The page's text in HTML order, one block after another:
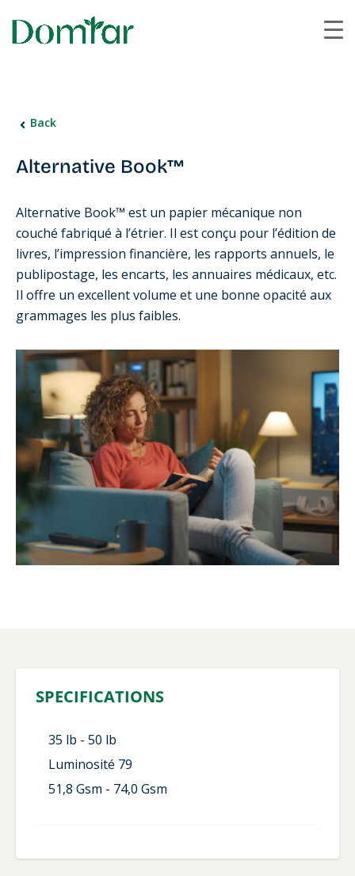
Back
Alternative Book™
Alternative Book™ est un papier mécanique non
couché fabriqué à l’étrier. Il est conçu pour l’édition de
livres, l’impression financière, les rapports annuels, le
publipostage, les encarts, les annuaires médicaux, etc.
Il offre un excellent volume et une bonne opacité aux
grammages les plus faibles.
SPECIFICATIONS
35 lb - 50 lb
Luminosité 79
51,8 Gsm - 74,0 Gsm